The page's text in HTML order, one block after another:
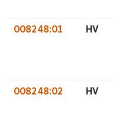
008248:01 HV
008248:02 HV